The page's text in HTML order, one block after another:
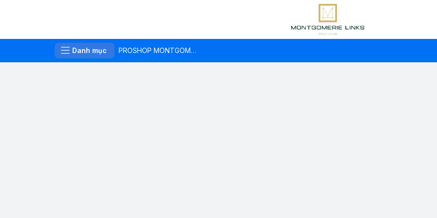
Danh mục PROSHOP MONTGOMERIE LINKS